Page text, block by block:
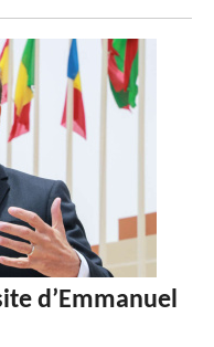
d’Emmanuel